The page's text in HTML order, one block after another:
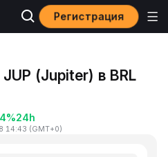
Регистрация
(Jupiter) в BRL
24h
14:43 (GMT+0)